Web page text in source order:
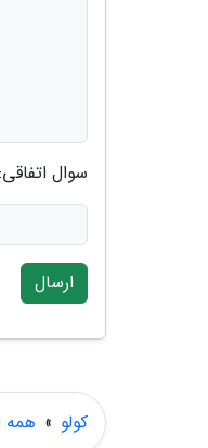
سوال
ارسال
کولو » همه